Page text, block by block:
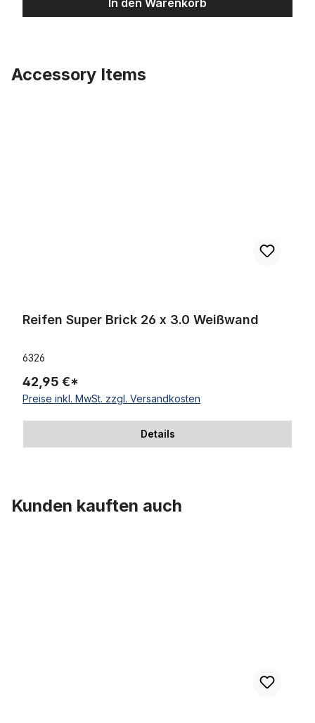
Accessory Items
Reifen Super Brick 26 x 3.0 Weißwand
6326
42,95 €*
Preise inkl. MwSt. zzgl. Versandkosten
Details
Kunden kauften auch